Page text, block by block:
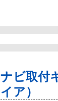
ナビ取付
イア）